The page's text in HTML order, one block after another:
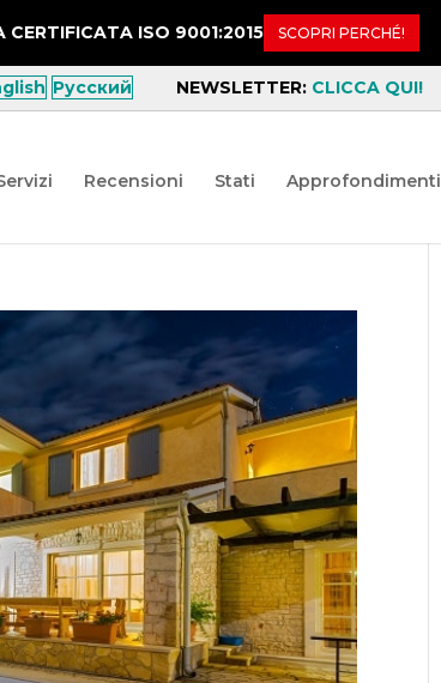
Recensioni Stati Approfondimenti
CERTIFICATA ISO 9001:2015 SCOPRI PERCHÉ!
Русский NEWSLETTER: CLICCA QUI!